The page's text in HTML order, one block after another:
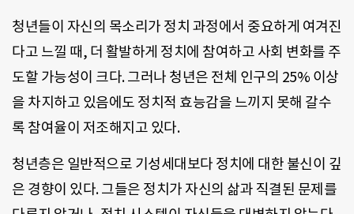
청년들이 자신의 목소리가 정치 과정에서 중요하게 여겨진
다고 느낄 때, 더 활발하게 정치에 참여하고 사회 변화를 주
도할 가능성이 크다. 그러나 청년은 전체 인구의 25% 이상
을 차지하고 있음에도 정치적 효능감을 느끼지 못해 갈수
록 참여율이 저조해지고 있다.
청년층은 일반적으로 기성세대보다 정치에 대한 불신이 깊
은 경향이 있다. 그들은 정치가 자신의 삶과 직결된 문제를